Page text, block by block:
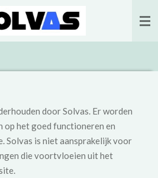
door Solvas. Er worden
op het goed functioneren en
Solvas is niet aansprakelijk voor
die voortvloeien uit het